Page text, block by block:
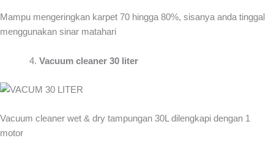
Mampu mengeringkan karpet 70 hingga 80%, sisanya anda tinggal
menggunakan sinar matahari
Vacuum cleaner 30 liter
Vacuum cleaner wet & dry tampungan 30L dilengkapi dengan 1
motor